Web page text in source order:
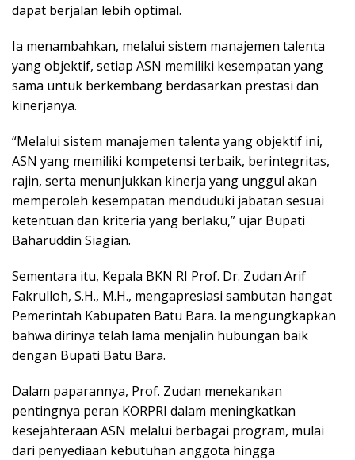
dapat berjalan lebih optimal.
Ia menambahkan, melalui sistem manajemen talenta
yang objektif, setiap ASN memiliki kesempatan yang
sama untuk berkembang berdasarkan prestasi dan
kinerjanya.
“Melalui sistem manajemen talenta yang objektif ini,
ASN yang memiliki kompetensi terbaik, berintegritas,
rajin, serta menunjukkan kinerja yang unggul akan
memperoleh kesempatan menduduki jabatan sesuai
ketentuan dan kriteria yang berlaku,” ujar Bupati
Baharuddin Siagian.
Sementara itu, Kepala BKN RI Prof. Dr. Zudan Arif
Fakrulloh, S.H., M.H., mengapresiasi sambutan hangat
Pemerintah Kabupaten Batu Bara. Ia mengungkapkan
bahwa dirinya telah lama menjalin hubungan baik
dengan Bupati Batu Bara.
Dalam paparannya, Prof. Zudan menekankan
pentingnya peran KORPRI dalam meningkatkan
kesejahteraan ASN melalui berbagai program, mulai
dari penyediaan kebutuhan anggota hingga